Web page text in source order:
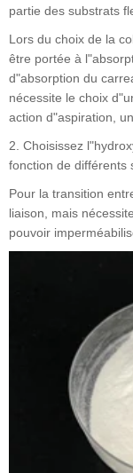
partie des substrats
Lors du choix de la
être portée à
d"absorption du
nécessite le choix
action d"aspiration,
2. Choisissez
fonction de différents
Pour la transition
liaison, mais
pouvoir